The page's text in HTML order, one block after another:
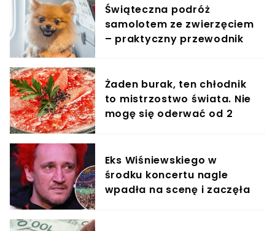
Świąteczna podróż
samolotem ze zwierzęciem
– praktyczny przewodnik
Żaden burak, ten chłodnik
to mistrzostwo świata. Nie
mogę się oderwać od 2
Eks Wiśniewskiego w
środku koncertu nagle
wpadła na scenę i zaczęła